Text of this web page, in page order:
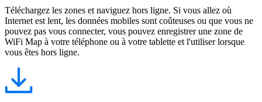
Téléchargez les zones et naviguez hors ligne. Si vous allez où
Internet est lent, les données mobiles sont coûteuses ou que vous ne
pouvez pas vous connecter, vous pouvez enregistrer une zone de
WiFi Map à votre téléphone ou à votre tablette et l'utiliser lorsque
vous êtes hors ligne.